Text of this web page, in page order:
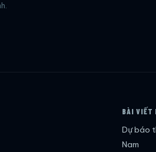
BÀI VIẾT
Dự báo
Nam